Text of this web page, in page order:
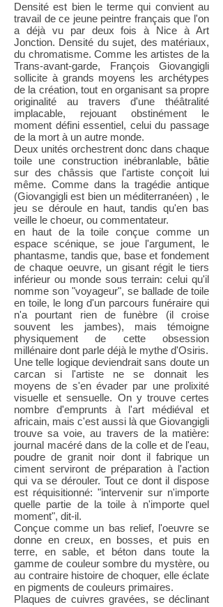
Densité est bien le terme qui convient au
travail de ce jeune peintre français que l'on
a déjà vu par deux fois à Nice à Art
Jonction. Densité du sujet, des matériaux,
du chromatisme. Comme les artistes de la
Trans-avant-garde, François Giovangigli
sollicite à grands moyens les archétypes
de la création, tout en organisant sa propre
originalité au travers d'une théâtralité
implacable, rejouant obstinément le
moment défini essentiel, celui du passage
de la mort à un autre monde.
Deux unités orchestrent donc dans chaque
toile une construction inébranlable, bâtie
sur des châssis que l'artiste conçoit lui
même. Comme dans la tragédie antique
(Giovangigli est bien un méditerranéen) , le
jeu se déroule en haut, tandis qu'en bas
veille le choeur, ou commentateur.
en haut de la toile conçue comme un
espace scénique, se joue l'argument, le
phantasme, tandis que, base et fondement
de chaque oeuvre, un gisant régit le tiers
inférieur ou monde sous terrain: celui qu'il
nomme son "voyageur", se ballade de toile
en toile, le long d'un parcours funéraire qui
n'a pourtant rien de funèbre (il croise
souvent les jambes), mais témoigne
physiquement de cette obsession
millénaire dont parle déjà le mythe d'Osiris.
Une telle logique deviendrait sans doute un
carcan si l'artiste ne se donnait les
moyens de s'en évader par une prolixité
visuelle et sensuelle. On y trouve certes
nombre d'emprunts à l'art médiéval et
africain, mais c'est aussi là que Giovangigli
trouve sa voie, au travers de la matière:
journal macéré dans de la colle et de l'eau,
poudre de granit noir dont il fabrique un
ciment serviront de préparation à l'action
qui va se dérouler. Tout ce dont il dispose
est réquisitionné: "intervenir sur n'importe
quelle partie de la toile à n'importe quel
moment", dit-il.
Conçue comme un bas relief, l'oeuvre se
donne en creux, en bosses, et puis en
terre, en sable, et béton dans toute la
gamme de couleur sombre du mystère, ou
au contraire histoire de choquer, elle éclate
en pigments de couleurs primaires.
Plaques de cuivres gravées, se déclinant